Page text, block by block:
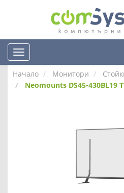
Начало Монитори
Neomounts DS45-430BL19